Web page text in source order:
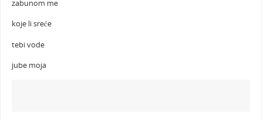
zabunom me
koje li sreće
tebi vode
jube moja